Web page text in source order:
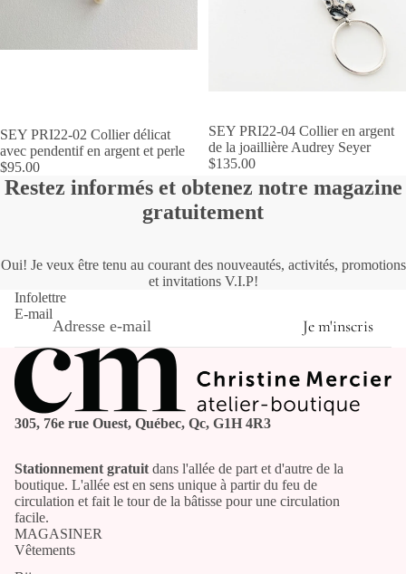
ÉPUISÉ
SEY PRI22-02 Collier délicat
avec pendentif en argent et perle
$95.00
SEY PRI22-04 Collier en argent
de la joaillière Audrey Seyer
$135.00
Restez informés et obtenez notre magazine
gratuitement
Oui! Je veux être tenu au courant des nouveautés, activités, promotions
et invitations V.I.P!
Infolettre
E-mail
Je m'inscris
305, 76e rue Ouest, Québec, Qc, G1H 4R3
Stationnement gratuit dans l'allée de part et d'autre de la
boutique. L'allée est en sens unique à partir du feu de
circulation et fait le tour de la bâtisse pour une circulation
facile.
MAGASINER
Vêtements